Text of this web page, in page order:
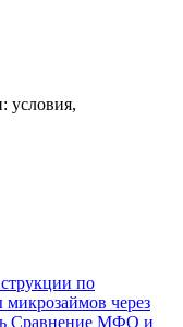
условия,
по
через
Сравнение МФО и